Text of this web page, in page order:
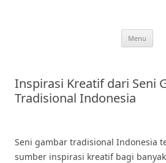
Menu
Inspirasi Kreatif dari Seni
Tradisional Indonesia
Seni gambar tradisional Indonesia
sumber inspirasi kreatif bagi